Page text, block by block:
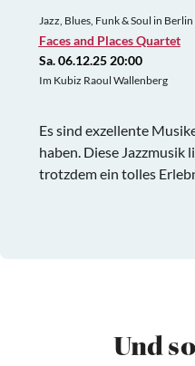
Jazz, Blues, Funk & Soul in Berlin
Faces and Places Quartet
Sa. 06.12.25 20:00
Im Kubiz Raoul Wallenberg
Es sind exzellente
haben. Diese Jazzmusik
trotzdem ein tolles
Und